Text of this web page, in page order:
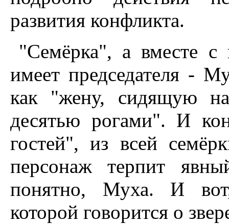
развития конфликта.
"Семёрка", а вместе с
имеет председателя -
как "жену, сидящую
десятью рогами". И
гостей", из всей
персонаж терпит
понятно, Муха. И
которой говорится о